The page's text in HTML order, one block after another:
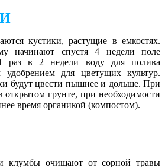
кустики, растущие в емкостях.
начинают спустя 4 недели поле
раз в 2 недели воду для полива
для цветущих культур.
будут цвести пышнее и дольше. При
открытом грунте, при необходимости
время органикой (компостом).
клумбы очищают от сорной травы